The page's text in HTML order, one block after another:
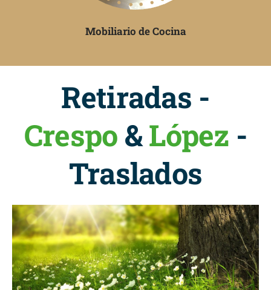
Mobiliario de Cocina
Retiradas -
Crespo &López -
Traslados